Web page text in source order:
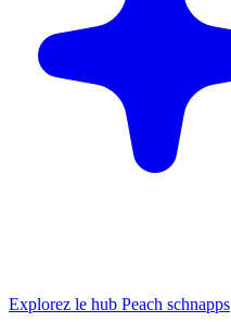
Explorez le hub Peach schnapps